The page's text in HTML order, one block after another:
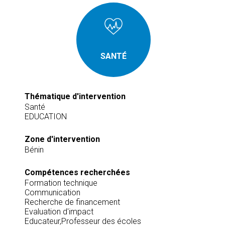
SANTÉ
Thématique d'intervention
Santé
EDUCATION
Zone d'intervention
Bénin
Compétences recherchées
Formation technique
Communication
Recherche de financement
Evaluation d'impact
Educateur,Professeur des écoles